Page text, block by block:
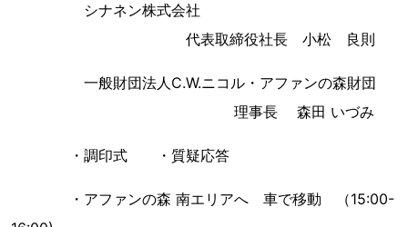
シナネン株式会社
代表取締役社長 小松 良則
一般財団法人C.W.ニコル・アファンの森財団
理事長 森田 いづみ
・調印式 ・質疑応答
・アファンの森 南エリアへ 車で移動 （15:00-